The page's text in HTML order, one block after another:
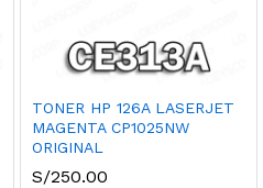
TONER HP 126A LASERJET
MAGENTA CP1025NW
ORIGINAL
S/250.00